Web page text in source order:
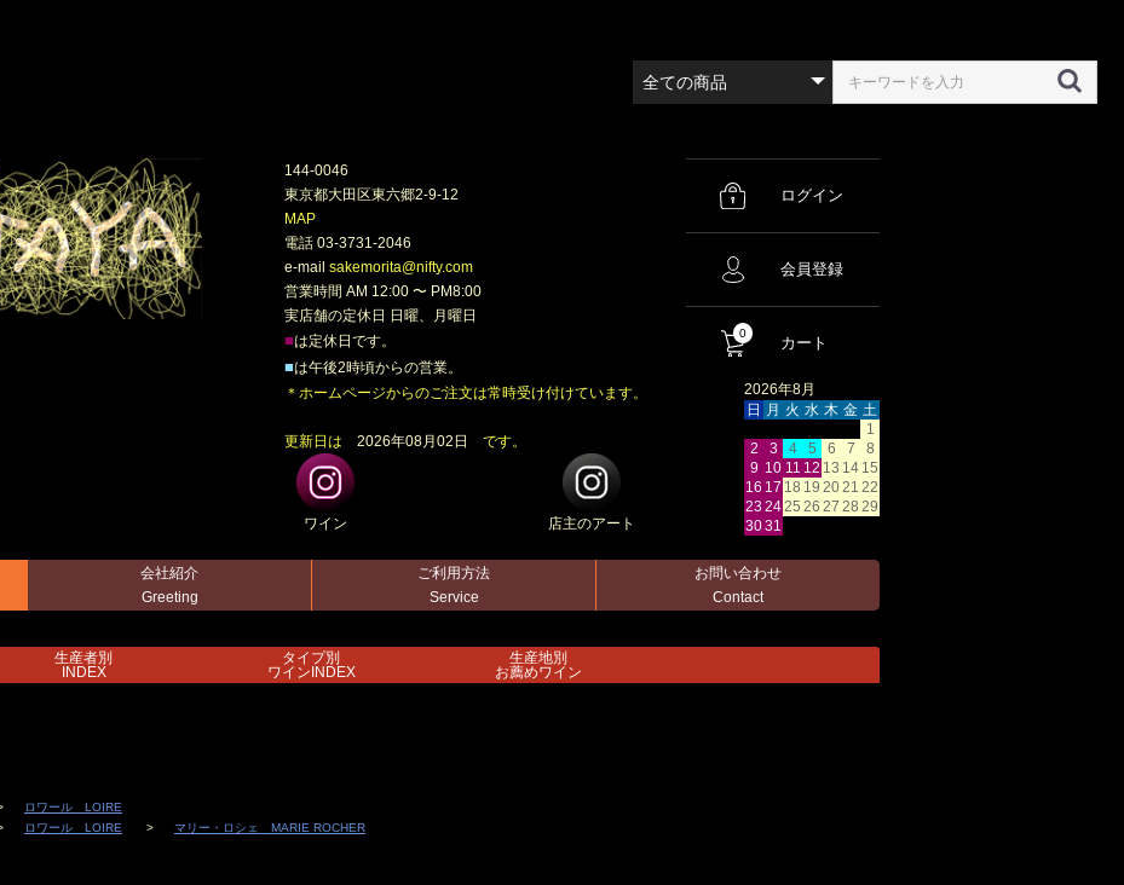
ログイン
会員登録
0
カート
144-0046
東京都大田区東六郷2-9-12
MAP
電話 03-3731-2046
e-mail sakemorita@nifty.com
営業時間 AM 12:00 〜 PM8:00
実店舗の定休日 日曜、月曜日
■は定休日です。
■は午後2時頃からの営業。
＊ホームページからのご注文は常時受け付けています。
更新日は 2026年08月02日 です。
ワイン 店主のアート
2026年8月
日
月 火 水 木 金 土
1
2
3 4 5 6 7
8
9 10 11 12 13 14 15
16 17 18 19 2021 22
232425 26 27 28 29
3031
会社紹介
Greeting
ご利用方法
Service
お問い合わせ
Contact
生産者別
INDEX
タイプ別
ワインINDEX
生産地別
お薦めワイン
ロワール LOIRE
ロワール LOIRE マリー・ロシェ MARIE ROCHER